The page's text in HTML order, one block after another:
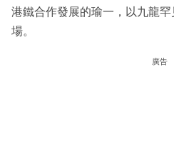
港鐵合作發展的瑜一，以九龍
場。
廣告